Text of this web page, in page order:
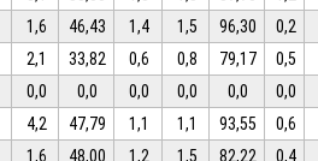
1,6 46,43 1,4 1,5 96,30 0,2
2,1 33,82 0,6 0,8 79,17 0,5
0,0 0,0 0,0 0,0 0,0 0,0
4,2 47,79 1,1 1,1 93,55 0,6
1,6 48,00 1,2 1,5 82,22 0,4